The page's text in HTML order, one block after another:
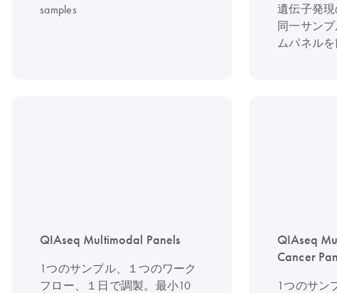
samples
遺伝子発
同一サン
ムパネル
QIAseq Multimodal Panels
1つのサンプル、１つのワーク
フロー、１日で調製。最小10
QIAseq
Cancer
1つのサン